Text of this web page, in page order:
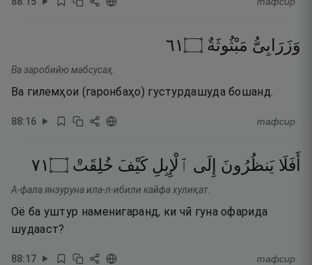
وَزَرَابِىُّ مَبْثُوثَةٌ ۝١٦
Ва заробийю мабсусаҳ.
Ва гилемҳои (гаронбаҳо) густурдашуда бошанд.
88:16 тафсир
أَفَلَا يَنظُرُونَ إِلَى ٱلْإِبِلِ كَيْفَ خُلِقَتْ ۝١٧
А-фала янзуруна ила-л-ибили кайфа хулиқат.
Оё ба уштур наменигаранд, ки чӣ гуна офарида
шудааст?
88:17 тафсир